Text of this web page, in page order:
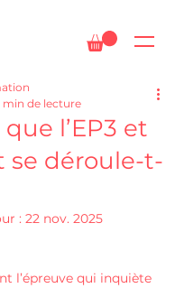
l’EP3 et
se déroule-t-
min de lecture
: 22 nov. 2025
l’épreuve qui inquiète